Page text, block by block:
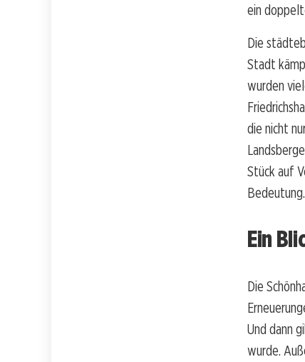
ein
Die
Stadt
wurden
die nicht
Stück auf
Bedeutung.
Ein
Die
Und dann
wurde.